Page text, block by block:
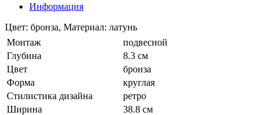
Информация
Цвет: бронза, Материал: латунь
Монтаж
подвесной
Глубина
8.3 см
Цвет
бронза
Форма
круглая
Стилистика дизайна
ретро
Ширина
38.8 см